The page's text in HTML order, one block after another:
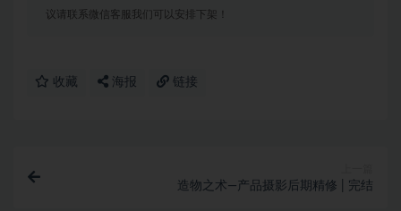
议请联系微信客服我们可以安排下架！
收藏 海报 链接
造物之术—产品摄影后期精修 | 完结